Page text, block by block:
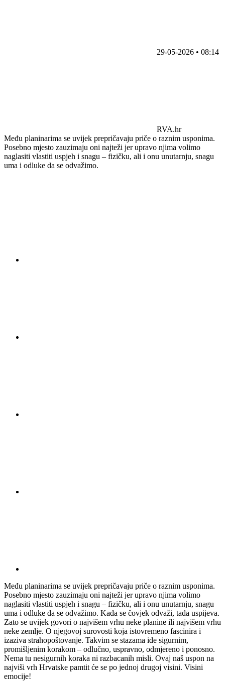
29-05-2026 • 08:14
RVA.hr
Među planinarima se uvijek prepričavaju priče o raznim usponima.
Posebno mjesto zauzimaju oni najteži jer upravo njima volimo
naglasiti vlastiti uspjeh i snagu – fizičku, ali i onu unutarnju, snagu
uma i odluke da se odvažimo.
Među planinarima se uvijek prepričavaju priče o raznim usponima.
Posebno mjesto zauzimaju oni najteži jer upravo njima volimo
naglasiti vlastiti uspjeh i snagu – fizičku, ali i onu unutarnju, snagu
uma i odluke da se odvažimo. Kada se čovjek odvaži, tada uspijeva.
Zato se uvijek govori o najvišem vrhu neke planine ili najvišem vrhu
neke zemlje. O njegovoj surovosti koja istovremeno fascinira i
izaziva strahopoštovanje. Takvim se stazama ide sigurnim,
promišljenim korakom – odlučno, uspravno, odmjereno i ponosno.
Nema tu nesigurnih koraka ni razbacanih misli. Ovaj naš uspon na
najviši vrh Hrvatske pamtit će se po jednoj drugoj visini. Visini
emocije!